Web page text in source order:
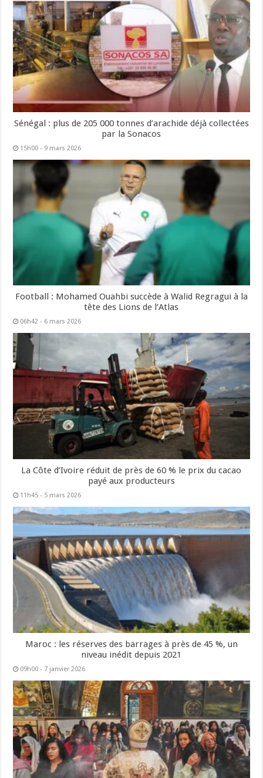
Sénégal : plus de 205 000 tonnes d’arachide déjà collectées
par la Sonacos
15h00 - 9 mars 2026
Football : Mohamed Ouahbi succède à Walid Regragui à la
tête des Lions de l’Atlas
06h42 - 6 mars 2026
La Côte d’Ivoire réduit de près de 60 % le prix du cacao
payé aux producteurs
11h45 - 5 mars 2026
Maroc : les réserves des barrages à près de 45 %, un
niveau inédit depuis 2021
09h00 - 7 janvier 2026